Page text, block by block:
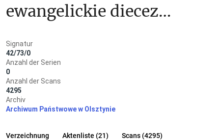
ewangelickie diecezji
szczątków zespołów
Signatur
42/73/0
Anzahl der Serien
0
Anzahl der Scans
4295
Archiv
Archiwum Państwowe w Olsztynie
Verzeichnung Aktenliste (21) Scans (4295)